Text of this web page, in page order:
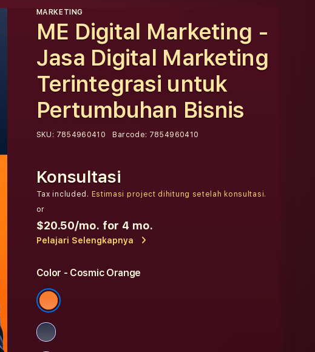
MARKETING
ME Digital Marketing -
Jasa Digital Marketing
Terintegrasi untuk
Pertumbuhan Bisnis
SKU: 7854960410 Barcode: 7854960410
Konsultasi
Tax included. Estimasi project dihitung setelah konsultasi.
or
$20.50/mo. for 4 mo.
Pelajari Selengkapnya
Color - Cosmic Orange